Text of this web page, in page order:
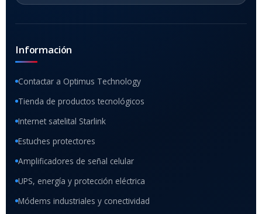
Información
Contactar a Optimus Technology
Tienda de productos tecnológicos
Internet satelital Starlink
Estuches protectores
Amplificadores de señal celular
UPS, energía y protección eléctrica
Módems industriales y conectividad